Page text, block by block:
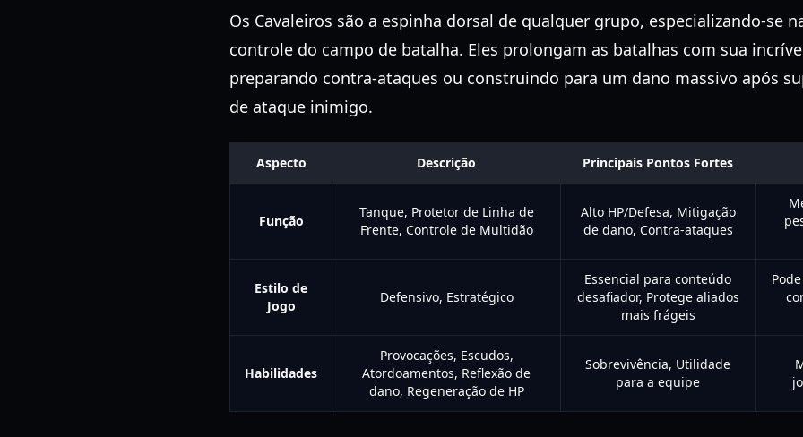
Os Cavaleiros são a espinha dorsal de qualquer grupo, especializando-se
controle do campo de batalha. Eles prolongam as batalhas com sua
preparando contra-ataques ou construindo para um dano massivo após
de ataque inimigo.
Aspecto Descrição Principais Pontos Fortes
Função
Tanque, Protetor de Linha de
Frente, Controle de Multidão
Alto HP/Defesa, Mitigação
de dano, Contra-ataques
Estilo de
Jogo
Defensivo, Estratégico
Essencial para conteúdo
desafiador, Protege aliados
mais frágeis
Habilidades
Provocações, Escudos,
Atordoamentos, Reflexão de
dano, Regeneração de HP
Sobrevivência, Utilidade
para a equipe